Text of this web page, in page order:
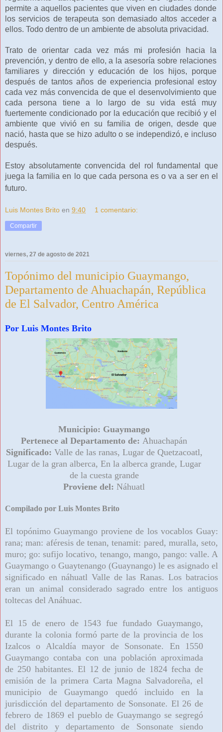
permite a aquellos pacientes que viven en ciudades donde
los servicios de terapeuta son demasiado altos acceder a
ellos. Todo dentro de un ambiente de absoluta privacidad.
Trato de orientar cada vez más mi profesión hacia la
prevención, y dentro de ello, a la asesoría sobre relaciones
familiares y dirección y educación de los hijos, porque
después de tantos años de experiencia profesional estoy
cada vez más convencida de que el desenvolvimiento que
cada persona tiene a lo largo de su vida está muy
fuertemente condicionado por la educación que recibió y el
ambiente que vivió en su familia de origen, desde que
nació, hasta que se hizo adulto o se independizó, e incluso
después.
Estoy absolutamente convencida del rol fundamental que
juega la familia en lo que cada persona es o va a ser en el
futuro.
Luis Montes Brito en 9:40 1 comentario:
Compartir
viernes, 27 de agosto de 2021
Topónimo del municipio Guaymango,
Departamento de Ahuachapán, República
de El Salvador, Centro América
Por Luis Montes Brito
Municipio: Guaymango
Pertenece al Departamento de: Ahuachapán
Significado: Valle de las ranas, Lugar de Quetzacoatl,
Lugar de la gran alberca, En la alberca grande, Lugar
de la cuesta grande
Proviene del: Náhuatl
Compilado por Luis Montes Brito
El topónimo Guaymango proviene de los vocablos Guay:
rana; man: aféresis de tenan, tenamit: pared, muralla, seto,
muro; go: sufijo locativo, tenango, mango, pango: valle. A
Guaymango o Guaytenango (Guaynango) le es asignado el
significado en náhuatl Valle de las Ranas. Los batracios
eran un animal considerado sagrado entre los antiguos
toltecas del Anáhuac.
El 15 de enero de 1543 fue fundado Guaymango,
durante la colonia formó parte de la provincia de los
Izalcos o Alcaldía mayor de Sonsonate. En 1550
Guaymango contaba con una población aproximada
de 250 habitantes. El 12 de junio de 1824 fecha de
emisión de la primera Carta Magna Salvadoreña, el
municipio de Guaymango quedó incluido en la
jurisdicción del departamento de Sonsonate. El 26 de
febrero de 1869 el pueblo de Guaymango se segregó
del distrito y departamento de Sonsonate siendo